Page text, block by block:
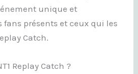
unique et
présents et ceux qui les
Catch.
Replay Catch ?